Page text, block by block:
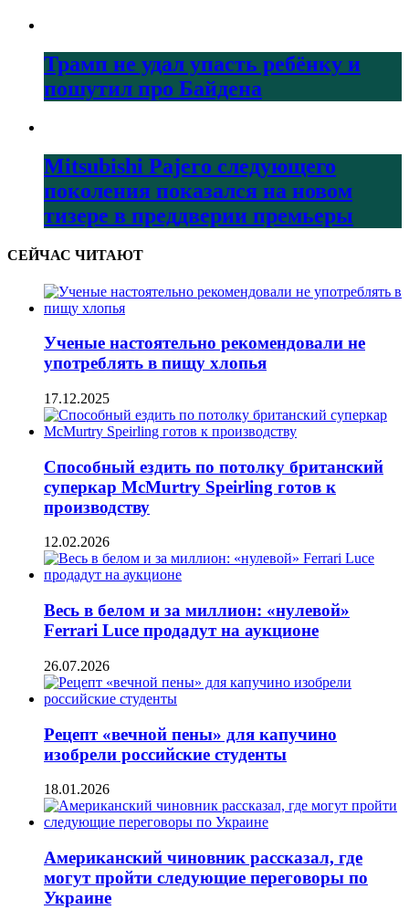
Трамп не удал упасть ребёнку и
пошутил про Байдена
Mitsubishi Pajero следующего
поколения показался на новом
тизере в преддверии премьеры
СЕЙЧАС ЧИТАЮТ
Ученые настоятельно рекомендовали не
употреблять в пищу хлопья
17.12.2025
Способный ездить по потолку британский
суперкар McMurtry Speirling готов к
производству
12.02.2026
Весь в белом и за миллион: «нулевой»
Ferrari Luce продадут на аукционе
26.07.2026
Рецепт «вечной пены» для капучино
изобрели российские студенты
18.01.2026
Американский чиновник рассказал, где
могут пройти следующие переговоры по
Украине